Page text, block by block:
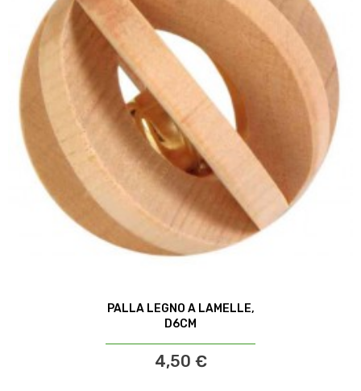
PALLA LEGNO A LAMELLE,
D6CM
4,50 €